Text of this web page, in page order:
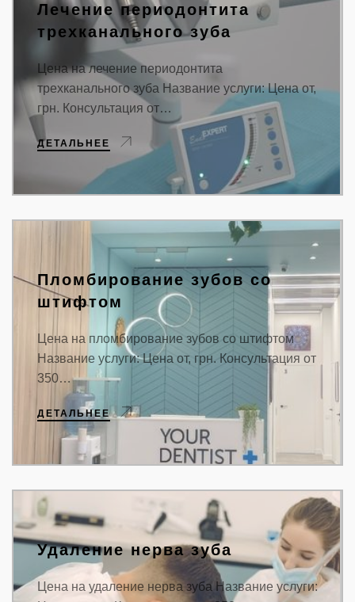
Лечение периодонтита
трехканального зуба
Цена на лечение периодонтита
трехканального зуба Название услуги: Цена от,
грн. Консультация от…
ДЕТАЛЬНЕЕ
Пломбирование зубов со
штифтом
Цена на пломбирование зубов со штифтом
Название услуги: Цена от, грн. Консультация от
350…
ДЕТАЛЬНЕЕ
Удаление нерва зуба
Цена на удаление нерва зуба Название услуги: